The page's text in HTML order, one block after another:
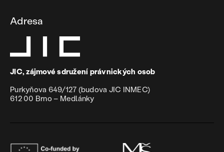
Adresa
JIC, zájmové sdružení právnických osob
Purkyňova 649/127 (budova JIC INMEC)
612 00 Brno – Medlánky